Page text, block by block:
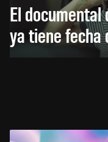
El
ya tiene